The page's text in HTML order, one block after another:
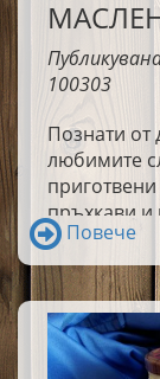
100303
Познати от
любимите
пръхкави и
Повече